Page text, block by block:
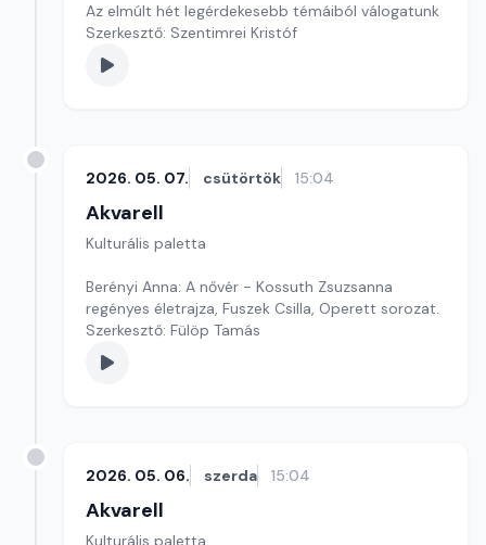
Az elmúlt hét legérdekesebb témáiból válogatunk
Szerkesztő: Szentimrei Kristóf
2026. 05. 07. csütörtök 15:04
Akvarell
Kulturális paletta
Berényi Anna: A nővér - Kossuth Zsuzsanna
regényes életrajza, Fuszek Csilla, Operett sorozat.
Szerkesztő: Fülöp Tamás
2026. 05. 06. szerda 15:04
Akvarell
Kulturális paletta